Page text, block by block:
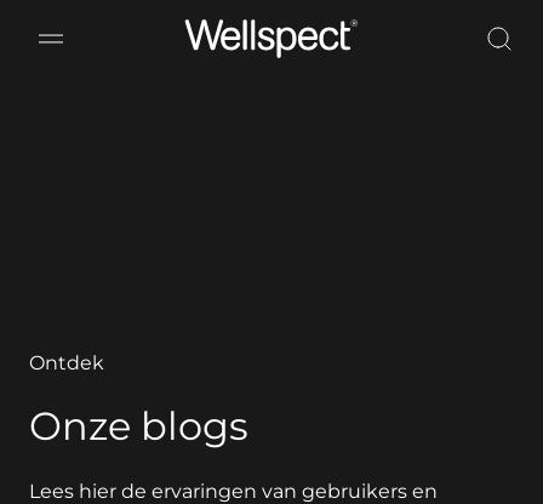
Wellspect
Ontdek
Onze blogs
Lees hier de ervaringen van gebruikers en